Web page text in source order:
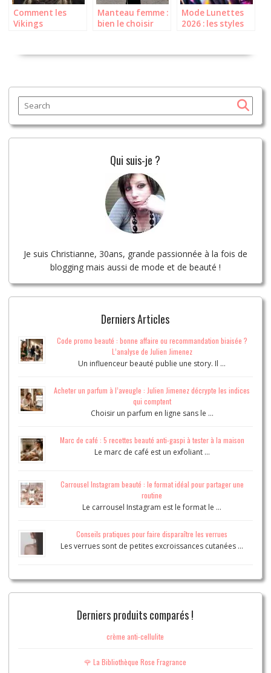
Comment les
Vikings
Manteau femme :
bien le choisir
Mode Lunettes
2026 : les styles
Qui suis-je ?
Je suis Christianne, 30ans, grande passionnée à la fois de
blogging mais aussi de mode et de beauté !
Derniers Articles
Code promo beauté : bonne affaire ou recommandation biaisée ?
L’analyse de Julien Jimenez
Un influenceur beauté publie une story. Il …
Acheter un parfum à l’aveugle : Julien Jimenez décrypte les indices
qui comptent
Choisir un parfum en ligne sans le …
Marc de café : 5 recettes beauté anti-gaspi à tester à la maison
Le marc de café est un exfoliant …
Carrousel Instagram beauté : le format idéal pour partager une
routine
Le carrousel Instagram est le format le …
Conseils pratiques pour faire disparaître les verrues
Les verrues sont de petites excroissances cutanées …
Derniers produits comparés !
crème anti-cellulite
🌹 La Bibliothèque Rose Fragrance